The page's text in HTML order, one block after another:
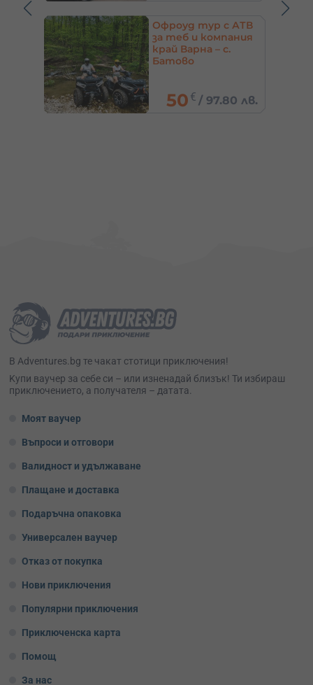
Дегустация на 4
вида отлежало
уиски с експерт в
София
71.58€/140 лв.
В Adventures.bg те чакат стотици приключения!
Kупи ваучер за себе си – или изненадай близък! Ти избираш
приключението, а получателя – датата.
Моят ваучер
Въпроси и отговори
Валидност и удължаване
Плащане и доставка
Подаръчна опаковка
Универсален ваучер
Отказ от покупка
Нови приключения
Популярни приключения
Приключенска карта
Помощ
За нас